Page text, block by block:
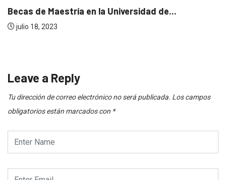
Maestría en la Universidad de...
Leave a Reply
Tu dirección de correo electrónico no será publicada. Los campos
obligatorios están marcados con *